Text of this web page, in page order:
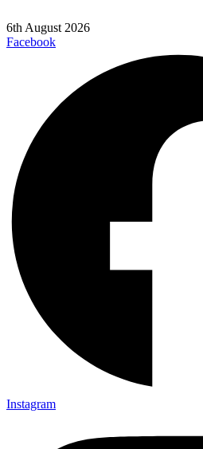
6th August 2026
Facebook
Instagram